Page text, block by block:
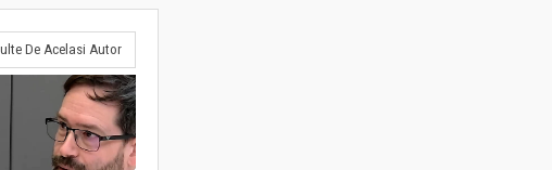
De Acelasi Autor